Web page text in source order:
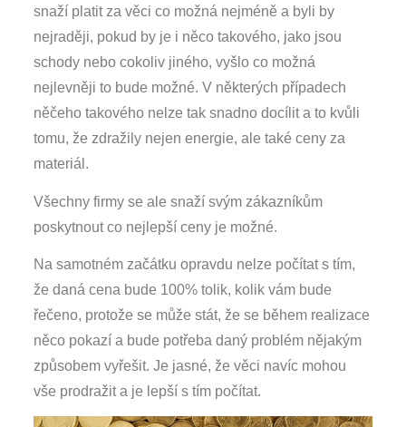
snaží platit za věci co možná nejméně a byli by
nejraději, pokud by je i něco takového, jako jsou
schody nebo cokoliv jiného, vyšlo co možná
nejlevněji to bude možné. V některých případech
něčeho takového nelze tak snadno docílit a to kvůli
tomu, že zdražily nejen energie, ale také ceny za
materiál.
Všechny firmy se ale snaží svým zákazníkům
poskytnout co nejlepší ceny je možné.
Na samotném začátku opravdu nelze počítat s tím,
že daná cena bude 100% tolik, kolik vám bude
řečeno, protože se může stát, že se během realizace
něco pokazí a bude potřeba daný problém nějakým
způsobem vyřešit. Je jasné, že věci navíc mohou
vše prodražit a je lepší s tím počítat.